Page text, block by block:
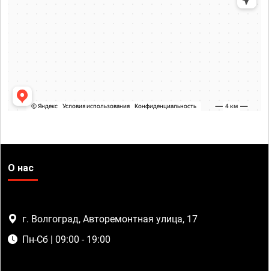
О нас
г. Волгоград, Авторемонтная улица, 17
Пн-Сб | 09:00 - 19:00